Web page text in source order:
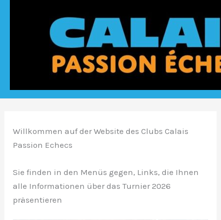
Willkommen auf der Website des Clubs Calais
Passion Echecs
Sie finden in den Menüs gegen, Links, die Ihnen
alle Informationen über das Turnier 2026
präsentieren